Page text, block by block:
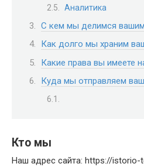
Аналитика
С кем мы делимся
Как долго мы храним
Какие права вы имеете
Куда мы отправляем
Кто мы
Наш адрес сайта: https://istorio-